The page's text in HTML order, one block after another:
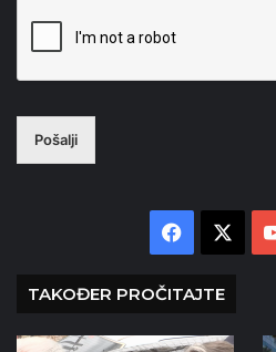
Pošalji
Facebook
TAKOĐER PROČITAJTE